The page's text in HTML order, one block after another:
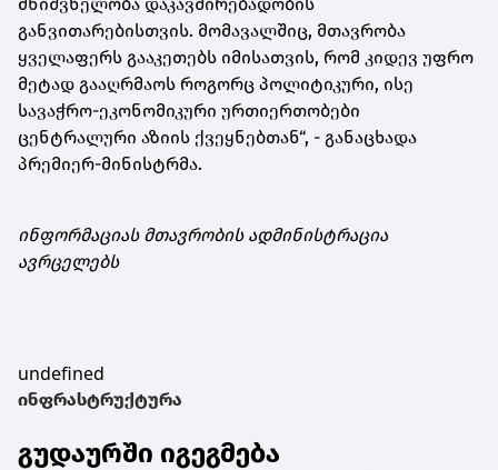
განვითარებისთვის. მომავალშიც, მთავრობა
ყველაფერს გააკეთებს იმისათვის, რომ კიდევ უფრო
მეტად გააღრმაოს როგორც პოლიტიკური, ისე
სავაჭრო-ეკონომიკური ურთიერთობები
ცენტრალური აზიის ქვეყნებთან“, - განაცხადა
პრემიერ-მინისტრმა.
ინფორმაციას მთავრობის ადმინისტრაცია
ავრცელებს
undefined
ინფრასტრუქტურა
გუდაურში იგეგმება